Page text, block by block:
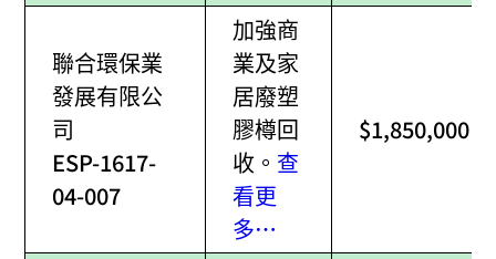
聯合環保業
發展有限公
司
ESP-1617-
04-007
加強商
業及家
居廢塑
膠樽回
收。 查
看更
多…
$1,850,000